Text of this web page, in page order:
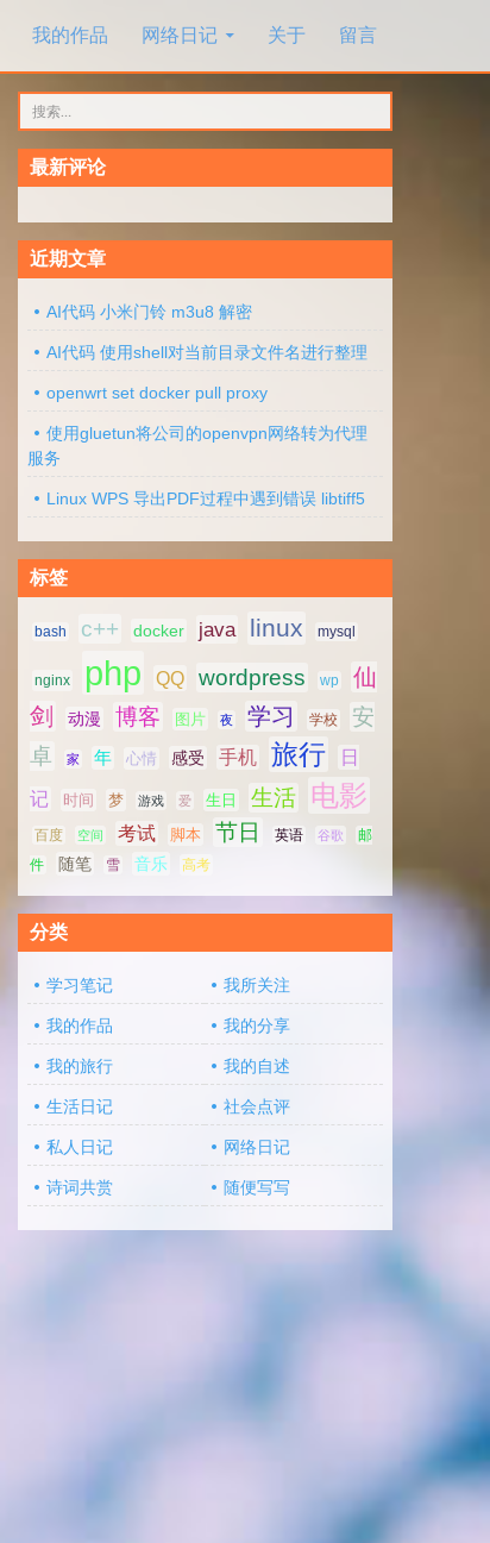
我的作品 网络日记 关于 留言
索：
最新评论
近期文章
AI代码 小米门铃 m3u8 解密
AI代码 使用shell对当前目录文件名进行整理
openwrt set docker pull proxy
使用gluetun将公司的openvpn网络转为代理
服务
Linux WPS 导出PDF过程中遇到错误 libtiff5
标签
bash c++ docker java linux mysql
nginx php QQ wordpress wp
仙
剑
动漫 博客 图片 夜 学习 学校
安
卓
家 年 心情 感受 手机 旅行 日
记 时间 梦 游戏 爱 生日 生活 电影
百度 空间 考试 脚本 节日 英语 谷歌 邮
件 随笔 雪 音乐 高考
分类
学习笔记 我所关注
我的作品 我的分享
我的旅行 我的自述
生活日记 社会点评
私人日记 网络日记
诗词共赏 随便写写